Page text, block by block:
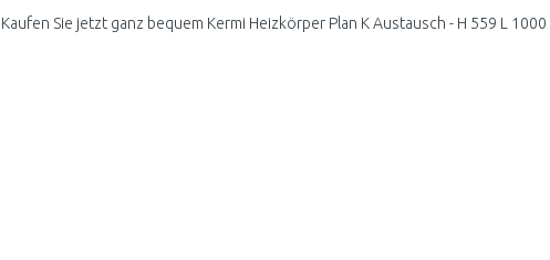
Kaufen Sie jetzt ganz bequem Kermi Heizkörper Plan K Austausch - H 559 L 1000